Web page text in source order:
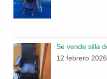
Se vende silla
12 febrero 2026